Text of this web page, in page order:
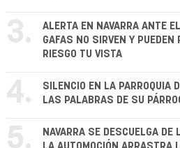
3.
ALERTA EN NAVARRA ANTE
GAFAS NO SIRVEN Y PUEDEN
RIESGO TU VISTA
4.
SILENCIO EN LA PARROQUIA
LAS PALABRAS DE SU
5.
NAVARRA SE DESCUELGA